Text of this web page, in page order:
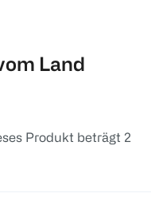
Land
Produkt beträgt 2